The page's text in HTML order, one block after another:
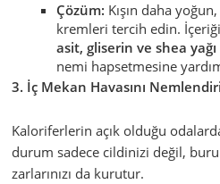
Çözüm: Kışın daha
kremleri tercih edin.
asit, gliserin ve shea yağı
nemi hapsetmesine
3. İç Mekan Havasını
Kaloriferlerin açık olduğu
durum sadece cildinizi değil,
zarlarınızı da kurutur.